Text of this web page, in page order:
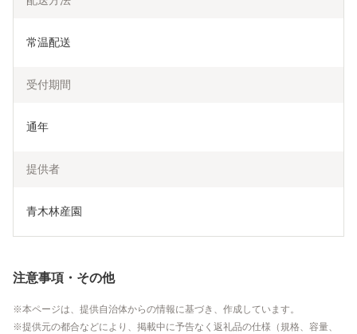
常温配送
受付期間
通年
提供者
青木林産園
注意事項・その他
本ページは、提供自治体からの情報に基づき、作成しています。
提供元の都合などにより、掲載中に予告なく返礼品の仕様（規格、容量、